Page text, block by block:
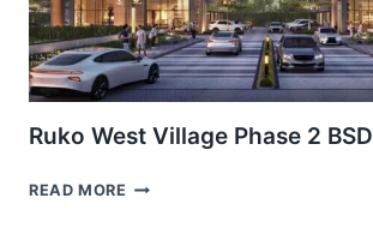
Ruko West Village Phase 2 BSD
READ MORE RUKO